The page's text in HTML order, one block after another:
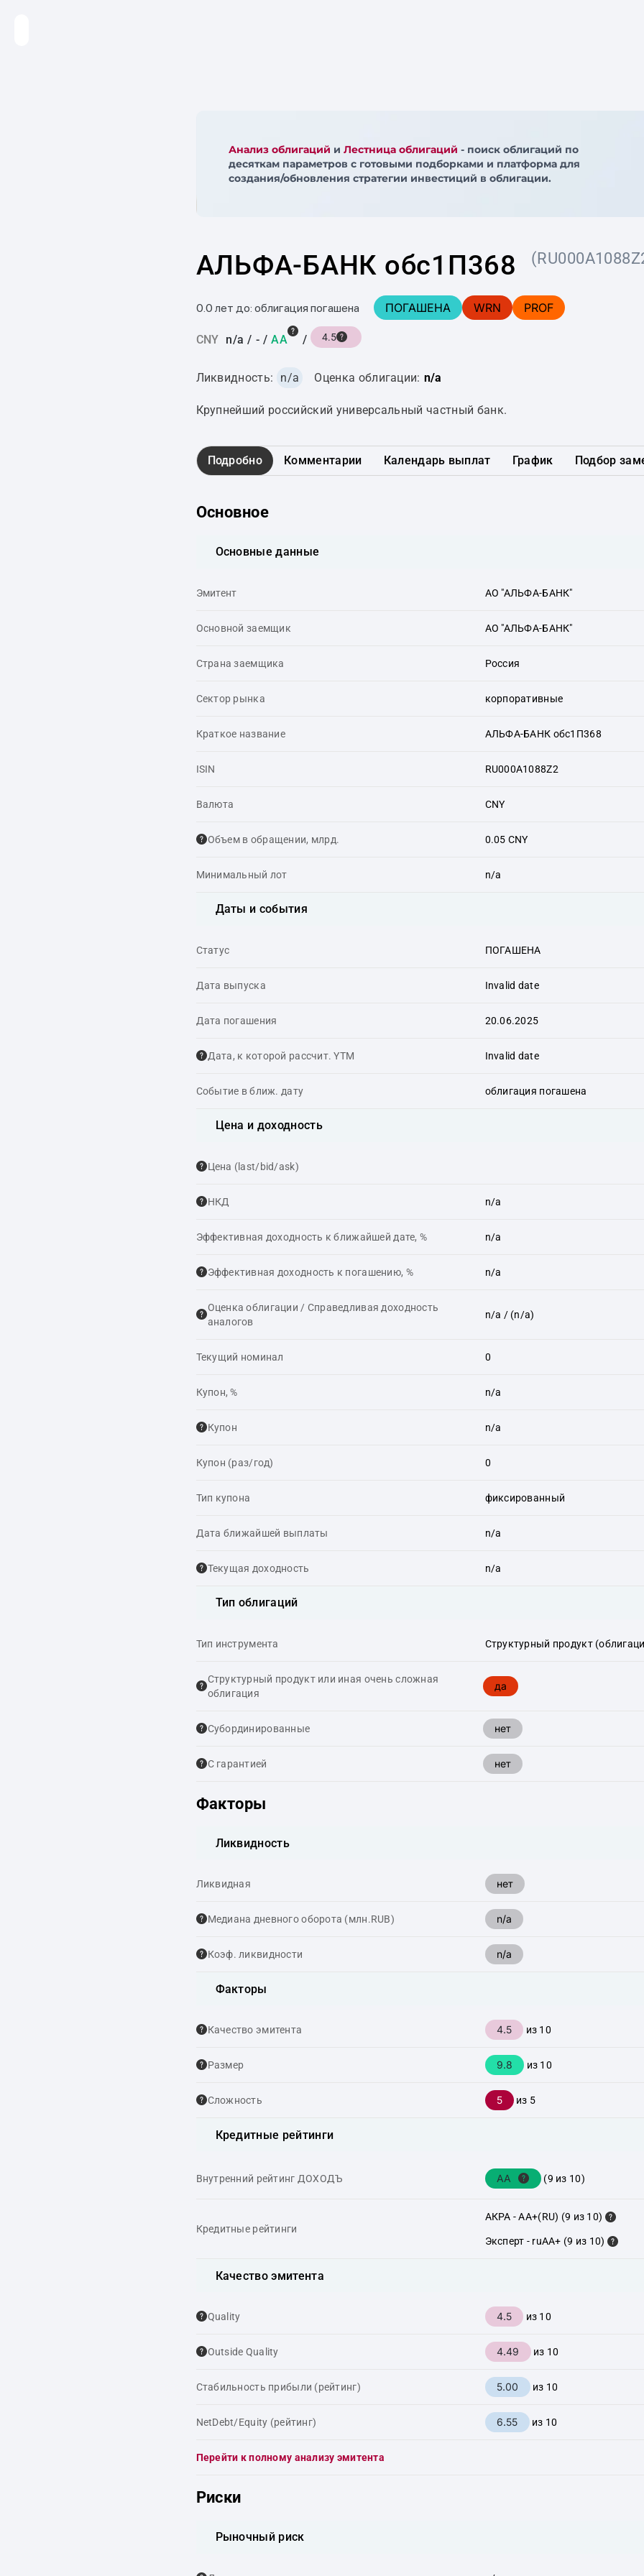
Анализ облигаций и Лестница облигаций - поиск облигаций по
десяткам параметров с готовыми подборками и платформа для
создания/обновления стратегии инвестиций в облигации.
АЛЬФА-БАНК обс1П368
0.0 лет до: облигация погашена ПОГАШЕНА WRN PROF
CNY n/a / - / AA / 4.5
Ликвидность: n/a Оценка облигации: n/a
Крупнейший российский универсальный частный банк.
Подробно Комментарии Календарь выплат График Подбор
Основное
Основные данные
Эмитент АО "АЛЬФА-БАНК"
Основной заемщик АО "АЛЬФА-БАНК"
Страна заемщика Россия
Сектор рынка корпоративные
Краткое название АЛЬФА-БАНК обс1П368
ISIN RU000A1088Z2
Валюта CNY
Объем в обращении, млрд. 0.05 CNY
Минимальный лот n/a
Даты и события
Статус ПОГАШЕНА
Дата выпуска Invalid date
Дата погашения 20.06.2025
Дата, к которой рассчит. YTM Invalid date
Событие в ближ. дату облигация погашена
Цена и доходность
Цена (last/bid/ask)
НКД n/a
Эффективная доходность к ближайшей дате, % n/a
Эффективная доходность к погашению, % n/a
Оценка облигации / Справедливая доходность
аналогов
n/a / (n/a)
Текущий номинал 0
Купон, % n/a
Купон n/a
Купон (раз/год) 0
Тип купона фиксированный
Дата ближайшей выплаты n/a
Текущая доходность n/a
Тип облигаций
Тип инструмента Структурный продукт
Структурный продукт или иная очень сложная
облигация
да
Cубординированные нет
С гарантией нет
Факторы
Ликвидность
Ликвидная нет
Медиана дневного оборота (млн.RUB) n/a
Коэф. ликвидности n/a
Факторы
Качество эмитента 4.5 из 10
Размер 9.8 из 10
Сложность 5 из 5
Кредитные рейтинги
Внутренний рейтинг ДОХОДЪ AA (9 из 10)
Кредитные рейтинги
АКРА - AA+(RU) (9 из 10)
Эксперт - ruAA+ (9 из 10)
Качество эмитента
Quality 4.5 из 10
Outside Quality 4.49 из 10
Стабильность прибыли (рейтинг) 5.00 из 10
NetDebt/Equity (рейтинг) 6.55 из 10
Перейти к полному анализу эмитента
Риски
Рыночный риск